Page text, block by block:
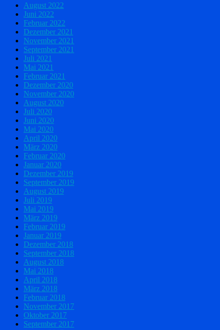
August 2022
Juni 2022
Februar 2022
Dezember 2021
November 2021
September 2021
Juli 2021
Mai 2021
Februar 2021
Dezember 2020
November 2020
August 2020
Juli 2020
Juni 2020
Mai 2020
April 2020
März 2020
Februar 2020
Januar 2020
Dezember 2019
September 2019
August 2019
Juli 2019
Mai 2019
März 2019
Februar 2019
Januar 2019
Dezember 2018
September 2018
August 2018
Mai 2018
April 2018
März 2018
Februar 2018
November 2017
Oktober 2017
September 2017